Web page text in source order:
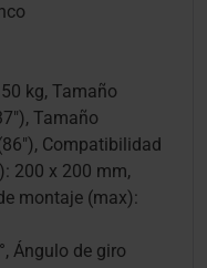
kg, Tamaño
Tamaño
Compatibilidad
200 x 200 mm,
montaje (max):
Ángulo de giro